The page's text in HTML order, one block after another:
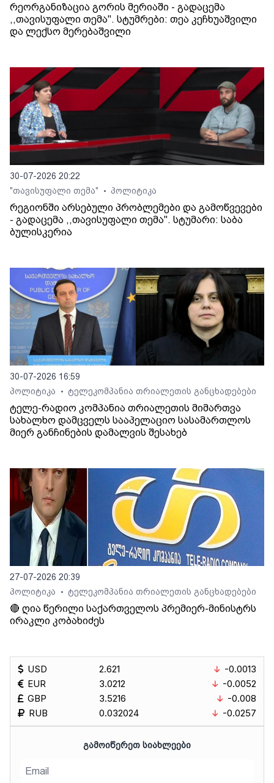
რეორგანიზაცია გორის მერიაში - გადაცემა
,,თავისუფალი თემა". სტუმრები: თეა კეჩხუაშვილი
და ლექსო მერებაშვილი
30-07-2026 20:22
"თავისუფალი თემა"
• პოლიტიკა
რეგიონში არსებული პრობლემები და გამოწვევები
- გადაცემა ,,თავისუფალი თემა". სტუმარი: საბა
ბულისკერია
30-07-2026 16:59
პოლიტიკა
• ტელეკომპანია თრიალეთის განცხადებები
ტელე-რადიო კომპანია თრიალეთის მიმართვა
სახალხო დამცველს სააპელაციო სასამართლოს
მიერ განჩინების დამალვის შესახებ
27-07-2026 20:39
პოლიტიკა
• ტელეკომპანია თრიალეთის განცხადებები
🔴 ღია წერილი საქართველოს პრემიერ-მინისტრს
ირაკლი კობახიძეს
USD
EUR
GBP
RUB
2.621
3.0212
3.5216
0.032024
-0.0013
-0.0052
-0.008
-0.0257
ᲒᲐᲛᲝᲘᲬᲔᲠᲔᲗ ᲡᲘᲐᲮᲚᲔᲔᲑᲘ